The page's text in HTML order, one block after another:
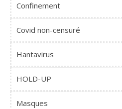
Confinement
Covid non-censuré
Hantavirus
HOLD-UP
Masques